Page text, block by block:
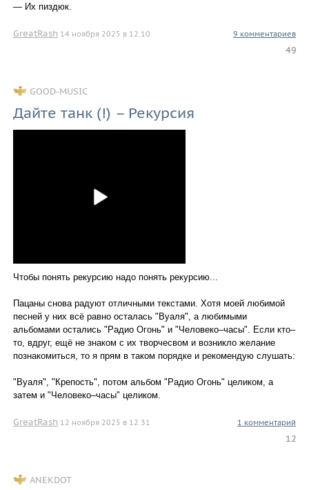
— Их пиздюк.
GreatRash 14 ноября 2025 в 12.10 9 комментариев
49
GOOD-MUSIC
Дайте танк (!) – Рекурсия
Чтобы понять рекурсию надо понять рекурсию...
Пацаны снова радуют отличными текстами. Хотя моей любимой
песней у них всё равно осталась "Вуаля", а любимыми
альбомами остались "Радио Огонь" и "Человеко–часы". Если кто–
то, вдруг, ещё не знаком с их творчесвом и возникло желание
познакомиться, то я прям в таком порядке и рекомендую слушать:
"Вуаля", "Крепость", потом альбом "Радио Огонь" целиком, а
затем и "Человеко–часы" целиком.
GreatRash 12 ноября 2025 в 12.31 1 комментарий
12
ANEKDOT